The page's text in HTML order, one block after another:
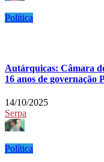
Política
Autárquicas: Câmara
16 anos de governação
14/10/2025
Serpa
Política